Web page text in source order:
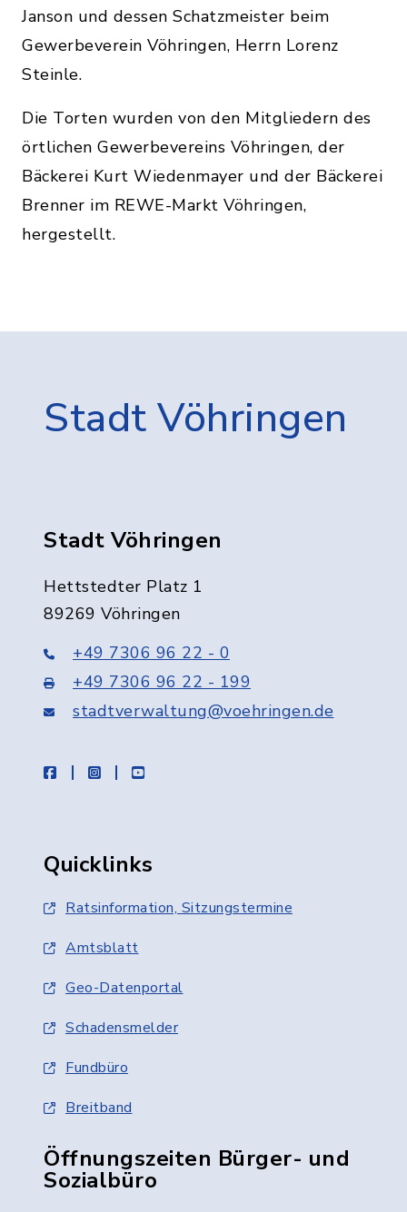
Janson und dessen Schatzmeister beim
Gewerbeverein Vöhringen, Herrn Lorenz
Steinle.
Die Torten wurden von den Mitgliedern des
örtlichen Gewerbevereins Vöhringen, der
Bäckerei Kurt Wiedenmayer und der Bäckerei
Brenner im REWE-Markt Vöhringen,
hergestellt.
Stadt Vöhringen
Stadt Vöhringen
Hettstedter Platz 1
89269 Vöhringen
+49 7306 96 22 - 0
+49 7306 96 22 - 199
stadtverwaltung@voehringen.de
facebookinstagramyoutube
Quicklinks
Ratsinformation, Sitzungstermine
Amtsblatt
Geo-Datenportal
Schadensmelder
Fundbüro
Breitband
Öffnungszeiten Bürger- und
Sozialbüro